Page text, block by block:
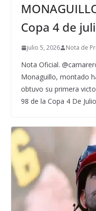
Copa 4 de
julio 5, 2026 Nota de
Nota Oficial.
Monaguillo, montado
obtuvo su primera
98 de la Copa 4 De